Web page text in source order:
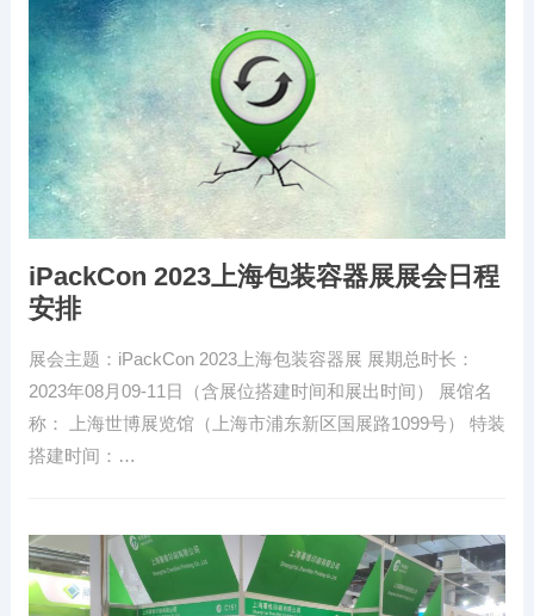
iPackCon 2023上海包装容器展展会日程
安排
展会主题：iPackCon 2023上海包装容器展 展期总时长：
2023年08月09-11日（含展位搭建时间和展出时间） 展馆名
称： 上海世博展览馆（上海市浦东新区国展路1099号） 特装
搭建时间：…